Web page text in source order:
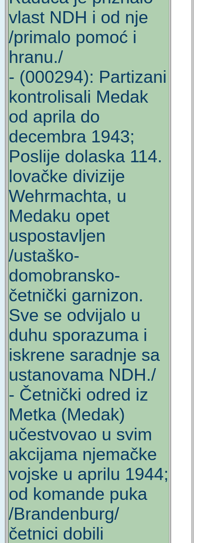
vlast NDH i od nje
/primalo pomoć i
hranu./
- (000294): Partizani
kontrolisali Medak
od aprila do
decembra 1943;
Poslije dolaska 114.
lovačke divizije
Wehrmachta, u
Medaku opet
uspostavljen
/ustaško-
domobransko-
četnički garnizon.
Sve se odvijalo u
duhu sporazuma i
iskrene saradnje sa
ustanovama NDH./
- Četnički odred iz
Metka (Medak)
učestvovao u svim
akcijama njemačke
vojske u aprilu 1944;
od komande puka
/Brandenburg/
četnici dobili